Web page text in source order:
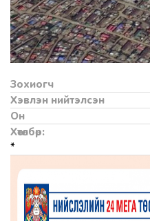
Зохиогч
Хэвлэн нийтэлсэн
Он
Хөтөлбөр:
*